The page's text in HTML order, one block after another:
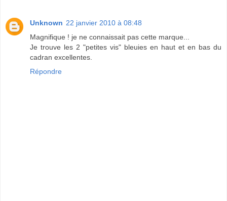
Unknown 22 janvier 2010 à 08:48
Magnifique ! je ne connaissait pas cette marque...
Je trouve les 2 "petites vis" bleuies en haut et en bas du
cadran excellentes.
Répondre